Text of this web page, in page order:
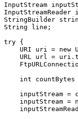
InputStream
StringBuilder
String line;
try {
URI uri = new
URL url =
int countBytes
inputStream =
inputStream =